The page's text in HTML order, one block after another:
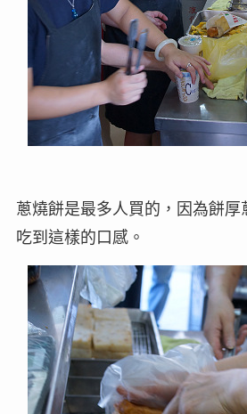
蔥燒餅是最多人買的，因為餅厚
吃到這樣的口感。